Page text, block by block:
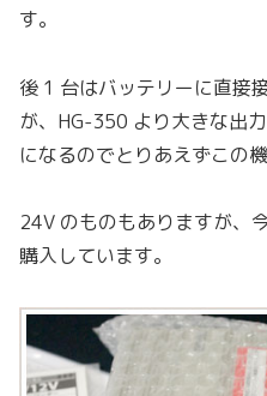
す。
後 1 台はバッテリーに直接
が、HG-350 より大きな出
になるのでとりあえずこの
24V のものもありますが、
購入しています。